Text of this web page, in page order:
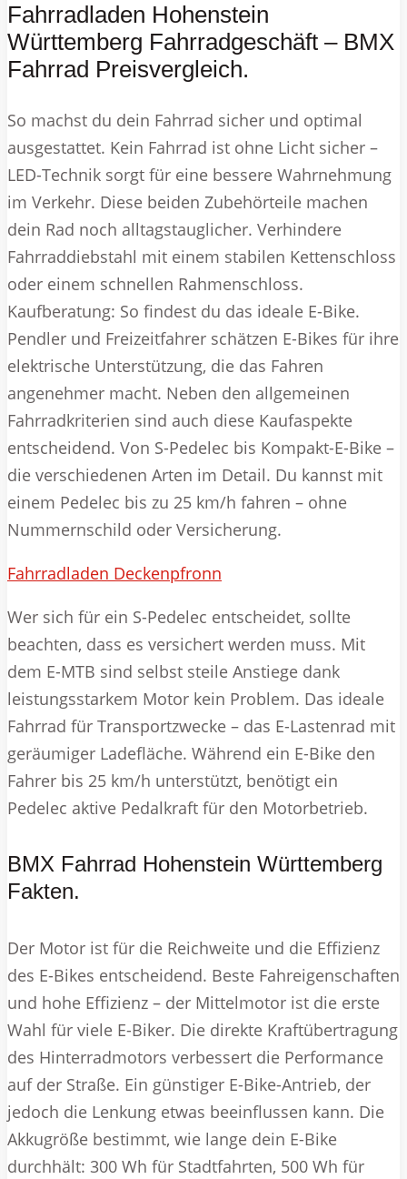
Fahrradladen Hohenstein
Württemberg Fahrradgeschäft – BMX
Fahrrad Preisvergleich.
So machst du dein Fahrrad sicher und optimal
ausgestattet. Kein Fahrrad ist ohne Licht sicher –
LED-Technik sorgt für eine bessere Wahrnehmung
im Verkehr. Diese beiden Zubehörteile machen
dein Rad noch alltagstauglicher. Verhindere
Fahrraddiebstahl mit einem stabilen Kettenschloss
oder einem schnellen Rahmenschloss.
Kaufberatung: So findest du das ideale E-Bike.
Pendler und Freizeitfahrer schätzen E-Bikes für ihre
elektrische Unterstützung, die das Fahren
angenehmer macht. Neben den allgemeinen
Fahrradkriterien sind auch diese Kaufaspekte
entscheidend. Von S-Pedelec bis Kompakt-E-Bike –
die verschiedenen Arten im Detail. Du kannst mit
einem Pedelec bis zu 25 km/h fahren – ohne
Nummernschild oder Versicherung.
Fahrradladen Deckenpfronn
Wer sich für ein S-Pedelec entscheidet, sollte
beachten, dass es versichert werden muss. Mit
dem E-MTB sind selbst steile Anstiege dank
leistungsstarkem Motor kein Problem. Das ideale
Fahrrad für Transportzwecke – das E-Lastenrad mit
geräumiger Ladefläche. Während ein E-Bike den
Fahrer bis 25 km/h unterstützt, benötigt ein
Pedelec aktive Pedalkraft für den Motorbetrieb.
BMX Fahrrad Hohenstein Württemberg
Fakten.
Der Motor ist für die Reichweite und die Effizienz
des E-Bikes entscheidend. Beste Fahreigenschaften
und hohe Effizienz – der Mittelmotor ist die erste
Wahl für viele E-Biker. Die direkte Kraftübertragung
des Hinterradmotors verbessert die Performance
auf der Straße. Ein günstiger E-Bike-Antrieb, der
jedoch die Lenkung etwas beeinflussen kann. Die
Akkugröße bestimmt, wie lange dein E-Bike
durchhält: 300 Wh für Stadtfahrten, 500 Wh für